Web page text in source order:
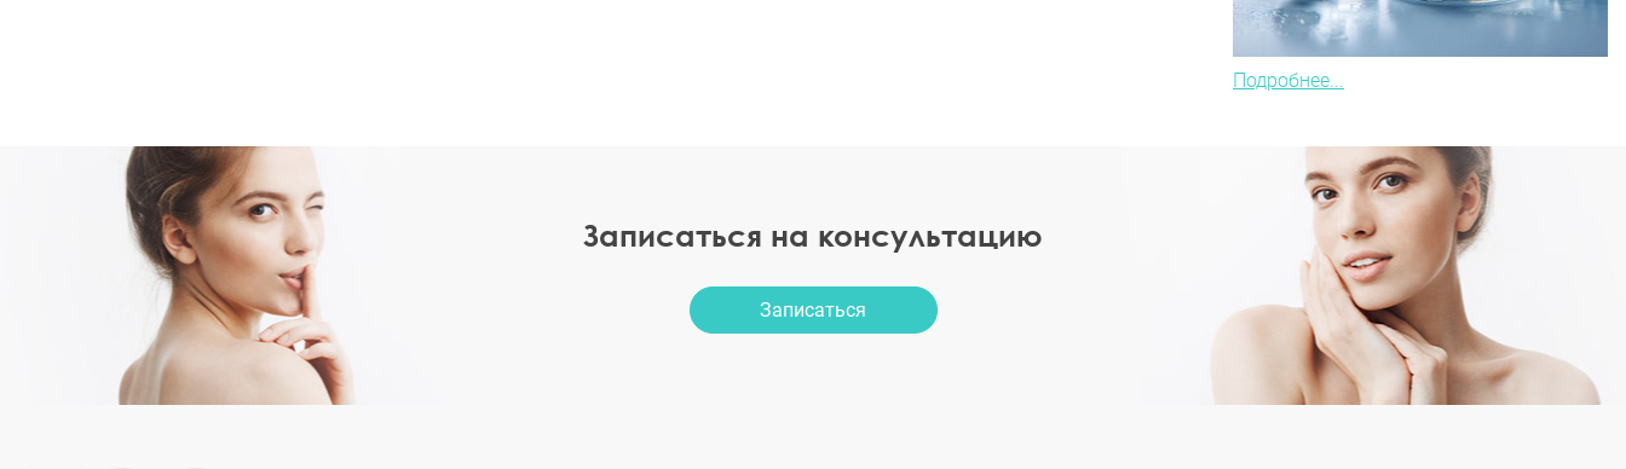
Подробнее...
Записаться на консультацию
Записаться